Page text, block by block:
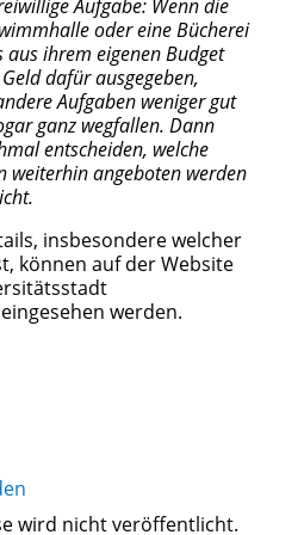
Aufgabe: Wenn die
oder eine Bücherei
ihrem eigenen Budget
dafür ausgegeben,
Aufgaben weniger gut
ganz wegfallen. Dann
entscheiden, welche
weiterhin angeboten werden
insbesondere welcher
können auf der Website
werden.
wird nicht veröffentlicht.